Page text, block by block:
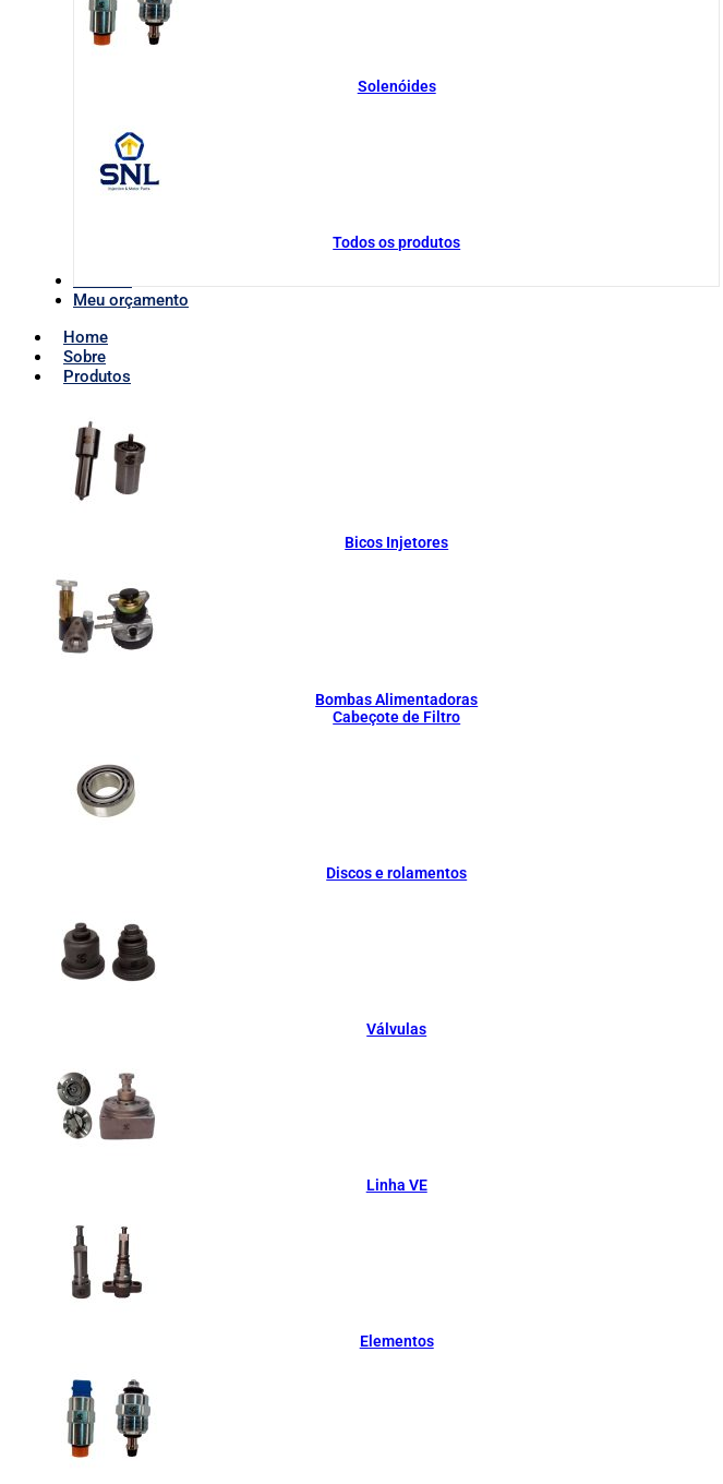
Solenóides
Todos os produtos
Meu orçamento
Home
Sobre
Produtos
Bicos Injetores
Bombas Alimentadoras
Cabeçote de Filtro
Discos e rolamentos
Válvulas
Linha VE
Elementos